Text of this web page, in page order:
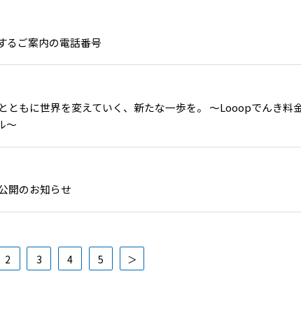
るご案内の電話番号
ともに世界を変えていく、新たな一歩を。 ～Looopでんき料
～
開のお知らせ
2 3 4 5 ＞